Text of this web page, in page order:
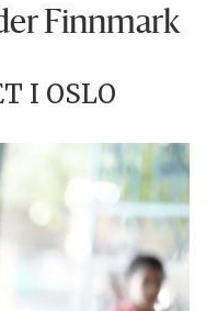
Finnmark
I OSLO